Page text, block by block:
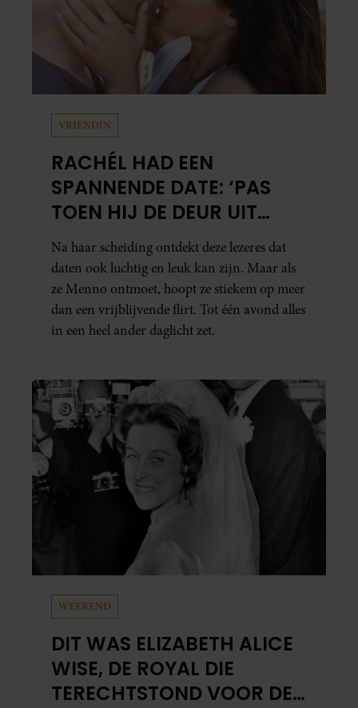
VRIENDIN
RACHÉL HAD EEN
SPANNENDE DATE: ‘PAS
TOEN HIJ DE DEUR UIT
WAS, BESEFTE IK WAT ER
ECHT WAS GEBEURD’
Na haar scheiding ontdekt deze lezeres dat
daten ook luchtig en leuk kan zijn. Maar als
ze Menno ontmoet, hoopt ze stiekem op meer
dan een vrijblijvende flirt. Tot één avond alles
in een heel ander daglicht zet.
WEEKEND
DIT WAS ELIZABETH ALICE
WISE, DE ROYAL DIE
TERECHTSTOND VOOR DE